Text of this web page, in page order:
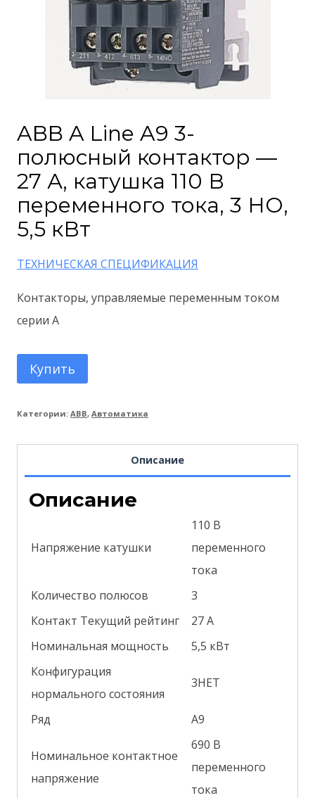
ABB A Line A9 3-
полюсный контактор —
27 А, катушка 110 В
переменного тока, 3 НО,
5,5 кВт
ТЕХНИЧЕСКАЯ СПЕЦИФИКАЦИЯ
Контакторы, управляемые переменным током
серии A
Купить
Категории: ABB, Автоматика
Описание
Описание
Напряжение катушки
110 В
переменного
тока
Количество полюсов
3
Контакт Текущий рейтинг
27 А
Номинальная мощность
5,5 кВт
Конфигурация
нормального состояния
3НЕТ
Ряд А9
Номинальное контактное
напряжение
690 В
переменного
тока